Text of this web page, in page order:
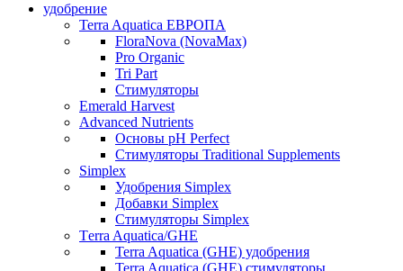
удобрение
Terra Aquatica ЕВРОПА
FloraNova (NovaMax)
Pro Organic
Tri Part
Стимуляторы
Emerald Harvest
Advanced Nutrients
Основы pH Perfect
Стимуляторы Traditional Supplements
Simplex
Удобрения Simplex
Добавки Simplex
Стимуляторы Simplex
Тerra Aquatica/GHE
Terra Aquatica (GHE) удобрения
Terra Aquatica (GHE) стимуляторы